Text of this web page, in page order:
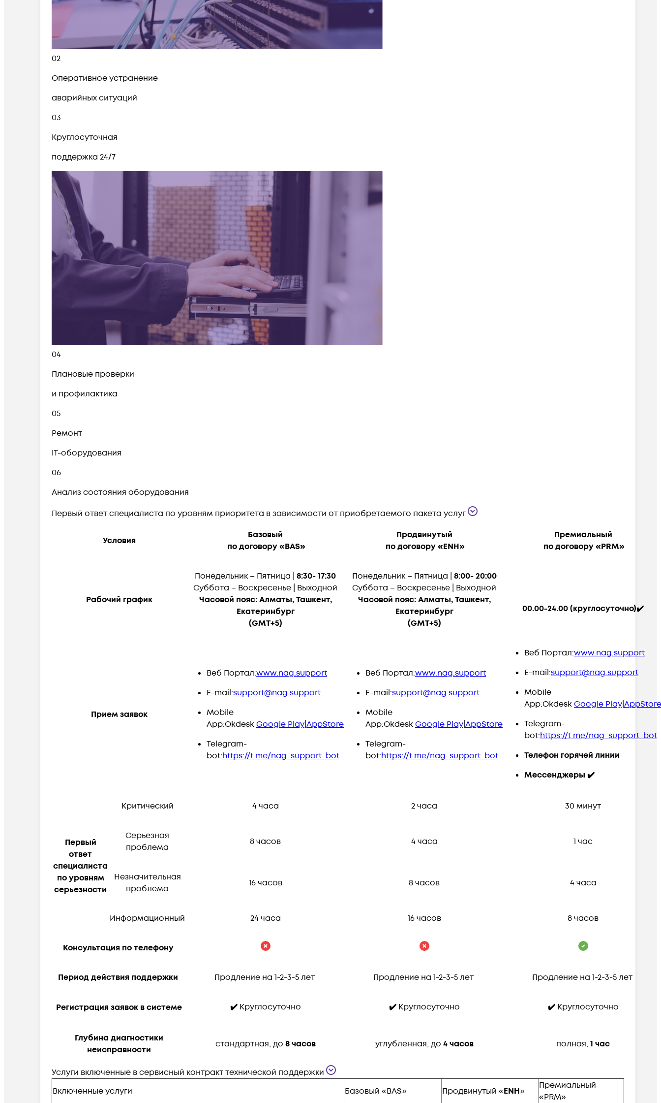
02
Оперативное устранение
аварийных ситуаций
03
Круглосуточная
поддержка 24/7
04
Плановые проверки
и профилактика
05
Ремонт
IT-оборудования
06
Анализ состояния оборудования
Первый ответ специалиста по уровням приоритета в зависимости от приобретаемого пакета услуг
Условия
Базовый
по договору«BAS»
Продвинутый
по договору«ENH»
Премиальный
по договору«PRM»
Рабочий график
Понедельник – Пятница | 8:30- 17:30
Суббота – Воскресенье | Выходной
Часовой пояс: Алматы, Ташкент,
Екатеринбург
(GMT+5)
Понедельник – Пятница | 8:00- 20:00
Суббота – Воскресенье | Выходной
Часовой пояс: Алматы, Ташкент,
Екатеринбург
(GMT+5)
00.00-24.00 (круглосуточно)✔️
Прием заявок
Веб Портал:www.nag.support
E-mail:support@nag.support
Mobile
App:OkdeskGoogle PlayAppStore
Telegram-
bot:https://t.me/nag_support_bot
Веб Портал:www.nag.support
E-mail:support@nag.support
Mobile
App:OkdeskGoogle PlayAppStore
Telegram-
bot:https://t.me/nag_support_bot
Веб Портал:www.nag.support
E-mail:support@nag.support
Mobile
App:OkdeskGoogle PlayAppStore
Telegram-
bot:https://t.me/nag_support_bot
Телефон горячей линии
Мессенджеры ✔️
Первый
ответ
специалиста
по уровням
серьезности
Критический 4 часа 2 часа 30 минут
Серьезная
проблема
8 часов 4 часа 1 час
Незначительная
проблема
16 часов 8 часов 4 часа
Информационный 24 часа 16 часов 8 часов
Консультация по телефону
Период действия поддержки Продление на 1-2-3-5 лет Продление на 1-2-3-5 лет Продление на 1-2-3-5 лет
Регистрация заявок в системе ✔️Круглосуточно ✔️Круглосуточно ✔️Круглосуточно
Глубина диагностики
неисправности
стандартная, до 8 часов углубленная, до 4 часов полная, 1 час
Услуги включенные в сервисный контракт технической поддержки
Включенные услуги
Базовый «BAS» Продвинутый «ENH»
Премиальный
«PRM»